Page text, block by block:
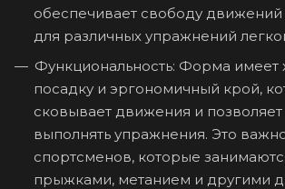
обеспечивает свободу
для различных упражнений
Функциональность: Форма
посадку и эргономичный крой,
сковывает движения и
выполнять упражнения. Это
спортсменов, которые
прыжками, метанием и другими